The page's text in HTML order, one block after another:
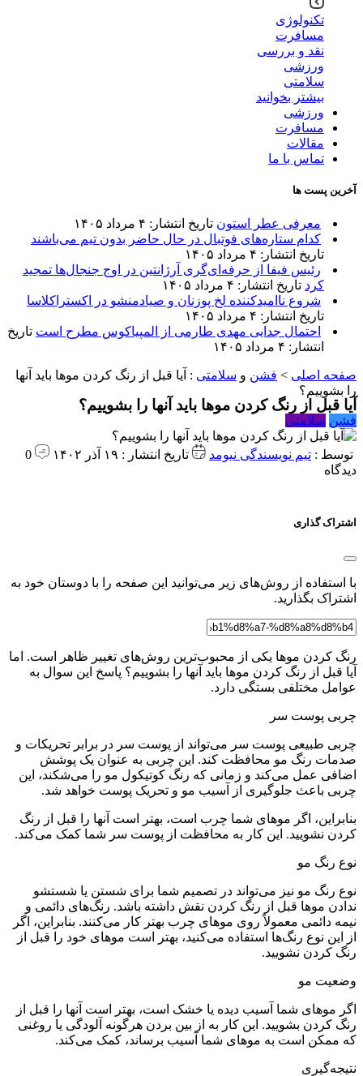
تکنولوژی
مسافرت
نقد و بررسی
ورزشی
سلامتی
بیشتر بخوانید
ورزشی
مسافرت
مقالات
تماس با ما
آخرین پست ها
معرفی عطر استون تاریخ انتشار: ۴ مرداد ۱۴۰۵
کدام ستاره‌های فوتبال در حال حاضر بدون تیم می‌باشند
تاریخ انتشار: ۴ مرداد ۱۴۰۵
رئیس فیفا از حرفه‌ای‌گری آرژانتین در اوج جنجال‌ها تمجید
کرد تاریخ انتشار: ۴ مرداد ۱۴۰۵
شروع ناامیدکننده لخ پوزنان و صیادمنشو در اکستراکلاسا
تاریخ انتشار: ۴ مرداد ۱۴۰۵
احتمال جدایی مهدی طارمی از المپیاکوس مطرح است تاریخ
انتشار: ۴ مرداد ۱۴۰۵
صفحه اصلی > فشن و سلامتی : آیا قبل از رنگ کردن موها باید آنها
را بشوییم؟
آیا قبل از رنگ کردن موها باید آنها را بشوییم؟
فشن سلامتی
توسط : تیم نویسندگی نیومد تاریخ انتشار : ۱۹ آذر ۱۴۰۲
0
دیدگاه
اشتراک گذاری
با استفاده از روش‌های زیر می‌توانید این صفحه را با دوستان خود به
اشتراک بگذارید.
رنگ کردن موها یکی از محبوب‌ترین روش‌های تغییر ظاهر است. اما
آیا قبل از رنگ کردن موها باید آنها را بشوییم؟ پاسخ این سوال به
عوامل مختلفی بستگی دارد.
چربی پوست سر
چربی طبیعی پوست سر می‌تواند از پوست سر در برابر تحریکات و
صدمات رنگ مو محافظت کند. این چربی به عنوان یک پوشش
اضافی عمل می‌کند و زمانی که رنگ کوتیکول مو را می‌شکند، این
چربی باعث جلوگیری از آسیب مو و تحریک پوست خواهد شد.
بنابراین، اگر موهای شما چرب است، بهتر است آنها را قبل از رنگ
کردن نشویید. این کار به محافظت از پوست سر شما کمک می‌کند.
نوع رنگ مو
نوع رنگ مو نیز می‌تواند در تصمیم شما برای شستن یا شستشو
ندادن موها قبل از رنگ کردن نقش داشته باشد. رنگ‌های دائمی و
نیمه دائمی معمولاً روی موهای چرب بهتر کار می‌کنند. بنابراین، اگر
از این نوع رنگ‌ها استفاده می‌کنید، بهتر است موهای خود را قبل از
رنگ کردن نشویید.
وضعیت مو
اگر موهای شما آسیب دیده یا خشک است، بهتر است آنها را قبل از
رنگ کردن بشویید. این کار به از بین بردن هرگونه آلودگی یا روغنی
که ممکن است به موهای شما آسیب برساند، کمک می‌کند.
نتیجه‌گیری